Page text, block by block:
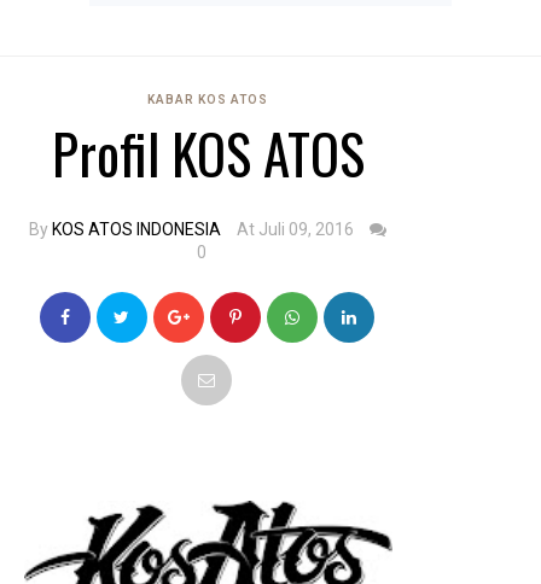
KABAR KOS ATOS
Profil KOS ATOS
By KOS ATOS INDONESIA
At Juli 09, 2016
0